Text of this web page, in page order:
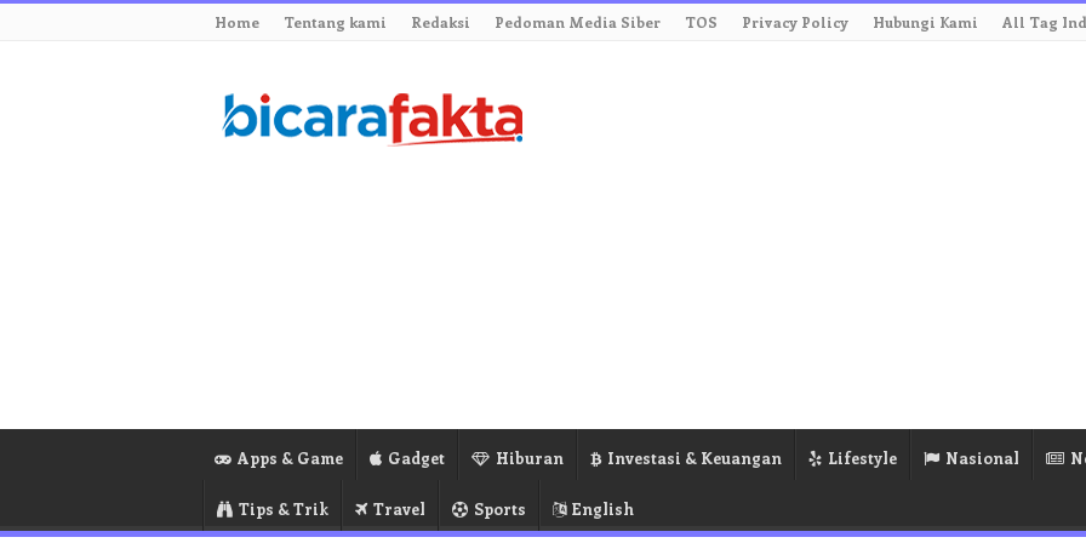
Home Tentang kami Redaksi Pedoman Media Siber TOS Privacy Policy Hubungi Kami All Tag
Apps & Game Gadget Hiburan Investasi & Keuangan Lifestyle Nasional
Tips & Trik Travel Sports English